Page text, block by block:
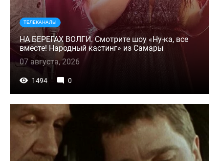
ТЕЛЕКАНАЛЫ
НА БЕРЕГАХ ВОЛГИ. Смотрите шоу «Ну-ка, все
вместе! Народный кастинг» из Самары
07 августа, 2026
1494 0